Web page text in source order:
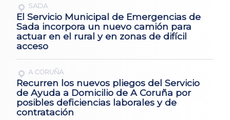
SADA
El Servicio Municipal de Emergencias de
Sada incorpora un nuevo camión para
actuar en el rural y en zonas de difícil
acceso
A CORUÑA
Recurren los nuevos pliegos del Servicio
de Ayuda a Domicilio de A Coruña por
posibles deficiencias laborales y de
contratación